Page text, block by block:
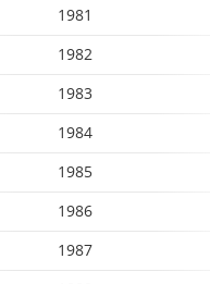
1981
1982
1983
1984
1985
1986
1987